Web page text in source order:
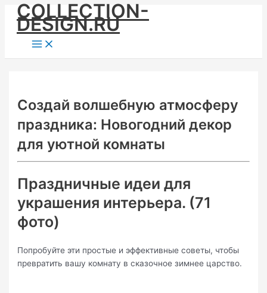
Skip
content
COLLECTION-
DESIGN.RU
Main
Menu
Создай волшебную атмосферу
праздника: Новогодний декор
для уютной комнаты
Праздничные идеи для
украшения интерьера. (71
фото)
Попробуйте эти простые и эффективные советы, чтобы
превратить вашу комнату в сказочное зимнее царство.